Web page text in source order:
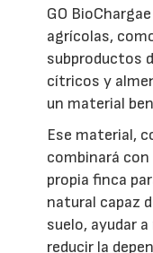
GO
agrícolas,
subproductos
cítricos y
un material
Ese material,
combinará
propia finca
natural capaz
suelo, ayudar
reducir la